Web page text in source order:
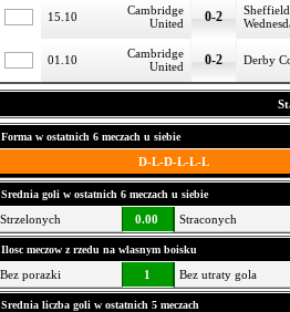
15.10
Cambridge
United
0-2
Sheffield
01.10
Cambridge
United
0-2 Derby
Forma w ostatnich 6 meczach u siebie
D-L-D-L-L-L
Srednia goli w ostatnich 6 meczach u siebie
Strzelonych 0.00 Straconych
Ilosc meczow z rzedu na wlasnym boisku
Bez porazki 1 Bez utraty gola
Srednia liczba goli w ostatnich 5 meczach